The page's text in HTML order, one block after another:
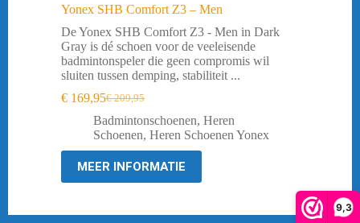
9,3
Yonex SHB Comfort Z3 – Men
De Yonex SHB Comfort Z3 - Men in Dark
Gray is dé schoen voor de veeleisende
badmintonspeler die geen compromis wil
sluiten tussen demping, stabiliteit ...
€209,95
Oorspronkelijke
prijs
was:
€ 209,95.
€ 169,95Huidige
prijs
is:
€ 169,95.
Badmintonschoenen, Heren
Schoenen, Heren Schoenen Yonex
MEER INFORMATIE